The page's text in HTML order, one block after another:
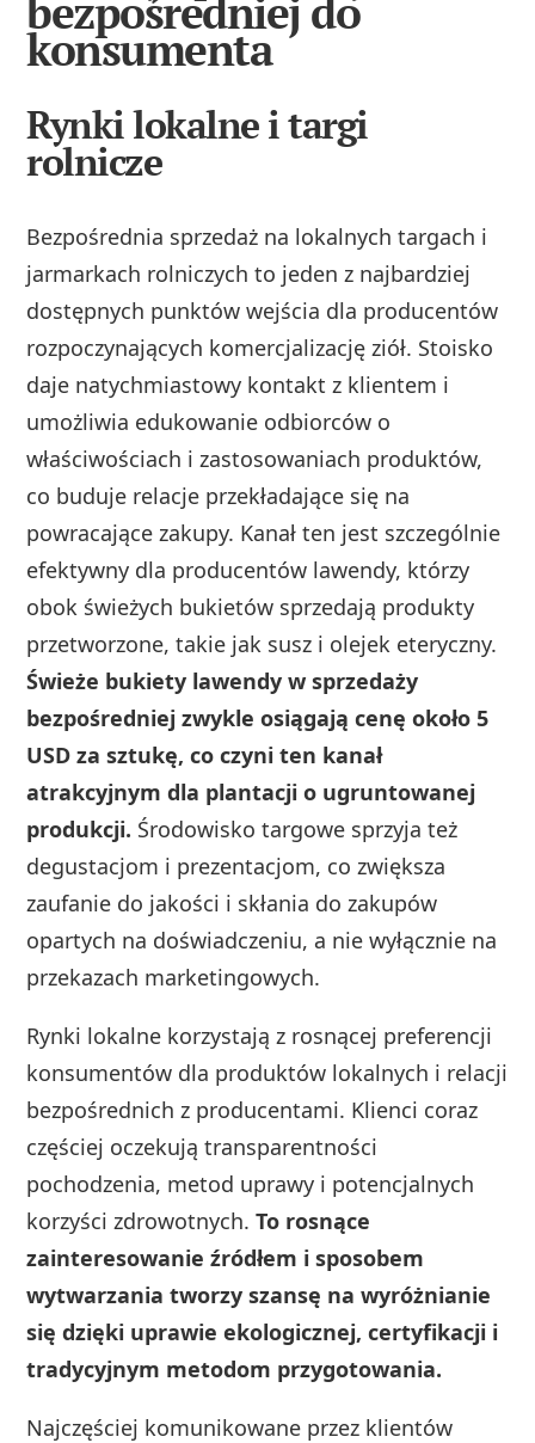
bezpośredniej do
konsumenta
Rynki lokalne i targi
rolnicze
Bezpośrednia sprzedaż na lokalnych targach i
jarmarkach rolniczych to jeden z najbardziej
dostępnych punktów wejścia dla producentów
rozpoczynających komercjalizację ziół. Stoisko
daje natychmiastowy kontakt z klientem i
umożliwia edukowanie odbiorców o
właściwościach i zastosowaniach produktów,
co buduje relacje przekładające się na
powracające zakupy. Kanał ten jest szczególnie
efektywny dla producentów lawendy, którzy
obok świeżych bukietów sprzedają produkty
przetworzone, takie jak susz i olejek eteryczny.
Świeże bukiety lawendy w sprzedaży
bezpośredniej zwykle osiągają cenę około 5
USD za sztukę, co czyni ten kanał
atrakcyjnym dla plantacji o ugruntowanej
produkcji. Środowisko targowe sprzyja też
degustacjom i prezentacjom, co zwiększa
zaufanie do jakości i skłania do zakupów
opartych na doświadczeniu, a nie wyłącznie na
przekazach marketingowych.
Rynki lokalne korzystają z rosnącej preferencji
konsumentów dla produktów lokalnych i relacji
bezpośrednich z producentami. Klienci coraz
częściej oczekują transparentności
pochodzenia, metod uprawy i potencjalnych
korzyści zdrowotnych.To rosnące
zainteresowanie źródłem i sposobem
wytwarzania tworzy szansę na wyróżnianie
się dzięki uprawie ekologicznej, certyfikacji i
tradycyjnym metodom przygotowania.
Najczęściej komunikowane przez klientów